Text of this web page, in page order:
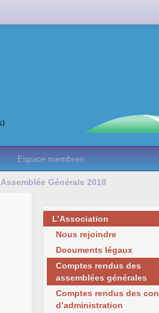
Espace membres
Assemblée Générale 2018
L’Association
Nous rejoindre
Documents légaux
Comptes rendus des
assemblées générales
Comptes rendus des
d’administration